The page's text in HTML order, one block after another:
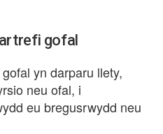
gofal
yn darparu llety,
neu ofal, i
eu bregusrwydd neu